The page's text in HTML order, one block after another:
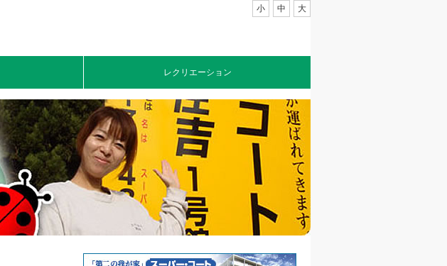
レクリエーション
小 中 大